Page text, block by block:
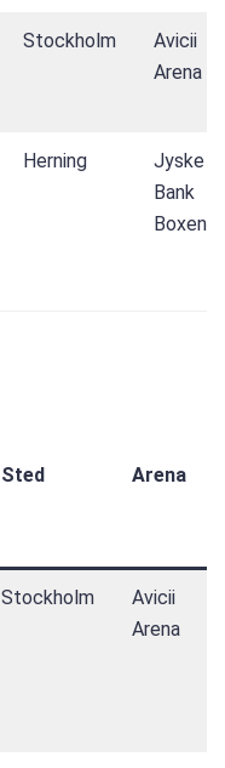
Stockholm
Avicii
Arena
Herning
Jyske
Bank
Boxen
Sted Arena
Stockholm
Avicii
Arena